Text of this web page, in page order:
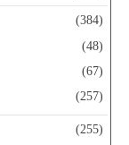
(384)
(48)
(67)
(257)
(255)